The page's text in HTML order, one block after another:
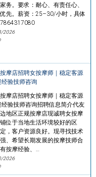
务。要求：耐心、有责任心、
先。薪资：25–30/小时，具体
2026
摩店招聘女按摩师｜稳定客源
验技师咨询
摩店招聘女按摩师｜稳定客源
验技师咨询招聘信息简介代友
地区正规按摩店现诚聘女按摩
位于当地生活环境较好的区
，客户资源良好。现寻找技术
、希望长期发展的按摩技师合
按摩经验、…
2026